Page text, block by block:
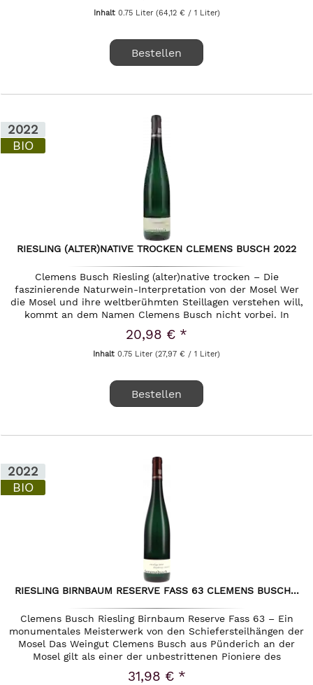
Inhalt 0.75 Liter (64,12 € / 1 Liter)
Bestellen
2022
BIO
RIESLING (ALTER)NATIVE TROCKEN CLEMENS BUSCH 2022
Clemens Busch Riesling (alter)native trocken – Die
faszinierende Naturwein-Interpretation von der Mosel Wer
die Mosel und ihre weltberühmten Steillagen verstehen will,
kommt an dem Namen Clemens Busch nicht vorbei. In
Pünderich hat sich...
20,98 € *
Inhalt0.75 Liter(27,97 € / 1 Liter)
Bestellen
2022
BIO
RIESLING BIRNBAUM RESERVE FASS 63 CLEMENS BUSCH...
Clemens Busch Riesling Birnbaum Reserve Fass 63 – Ein
monumentales Meisterwerk von den Schiefersteilhängen der
Mosel Das Weingut Clemens Busch aus Pünderich an der
Mosel gilt als einer der unbestrittenen Pioniere des
biodynamischen...
31,98 € *